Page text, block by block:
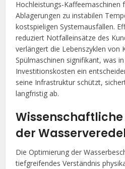
Hochleistungs-Kaffeemaschinen
Ablagerungen zu instabilen
kostspieligen Systemausfällen.
reduziert Notfalleinsätze des
verlängert die Lebenszyklen von
Spülmaschinen signifikant, was
Investitionskosten ein
seine Infrastruktur schützt,
langfristig ab.
der
Die Optimierung der
tiefgreifendes Verständnis